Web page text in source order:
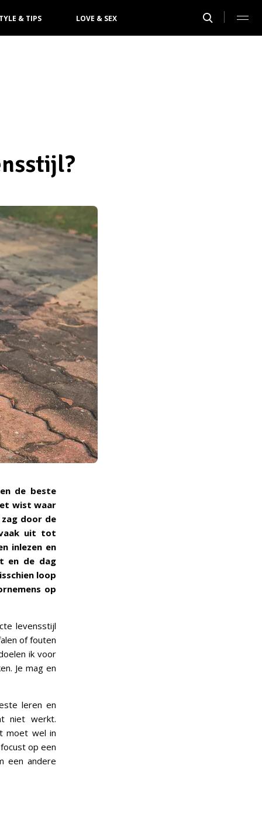
& TIPS LOVE & SEX
de beste
wist waar
door de
uit tot
inlezen en
en de dag
loop
op
levensstijl
of fouten
ik voor
Je mag en
leren en
niet werkt.
moet wel in
op een
een andere